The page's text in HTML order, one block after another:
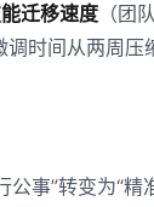
迁移速度 （团
时间从两周压
事”转变为“精